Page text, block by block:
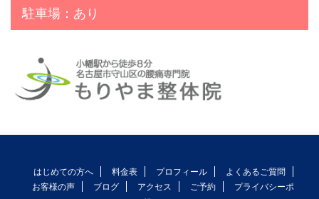
駐車場：あり
はじめての方へ 料金表 プロフィール
よくあるご質問
お客様の声
ブログ アクセス ご予約
プライバシーポ